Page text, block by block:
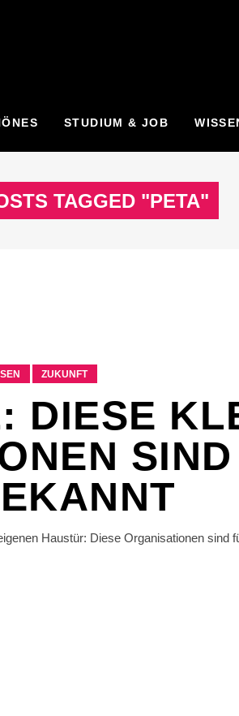
STUDIUM & JOB
TAGGED "PETA"
ZUKUNFT
DIESE
Haustür: Diese Organisationen sind